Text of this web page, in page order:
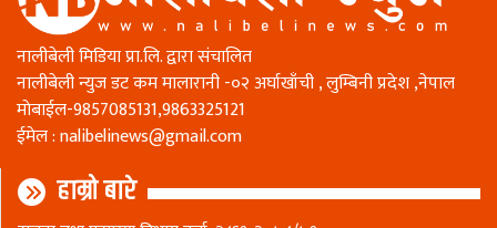
नालीबेली मिडिया प्रा.लि. द्वारा संचालित
नालीबेली न्युज डट कम मालारानी -०२ अर्घाखाँची , लुम्बिनी प्रदेश ,नेपाल
माेबाईल-9857085131,9863325121
ईमेल :nalibelinews@gmail.com
हाम्रो बारे